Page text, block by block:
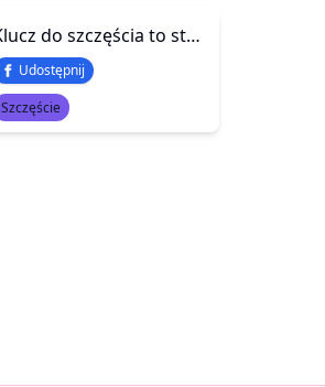
Klucz do szczęścia to starać się wykorzystać to, co przyniesie los, i być za to wdzięcznym.
Udostępnij
Szczęście